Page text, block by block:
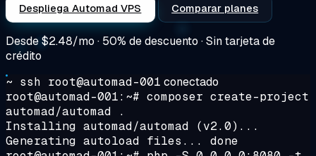
Despliega Automad VPS Comparar planes
Desde$2.48/mo · 50% de descuento · Sin tarjeta de
crédito
~ ssh root@automad-001 conectado
root@automad-001:~# composer create-project
automad/automad .
Installing automad/automad (v2.0)...
Generating autoload files... done